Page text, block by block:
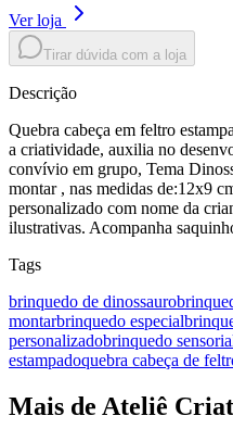
Ver loja
Tirar dúvida com a loja
Descrição
Quebra cabeça em feltro
a criatividade, auxilia no
convívio em grupo, Tema
montar , nas medidas de:12x9
personalizado com nome da
ilustrativas. Acompanha
Tags
brinquedo de dinossauro
montarbrinquedo especial
personalizadobrinquedo
estampadoquebra cabeça de
Mais de Ateliê